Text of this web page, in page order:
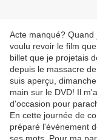
Acte manqué? Quand
voulu revoir le film
billet que je projetais
depuis le massacre de
suis aperçu,
main sur le DVD! Il
d'occasion pour
En cette journée de
préparé l'événement